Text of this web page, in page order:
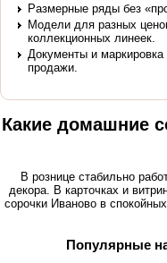
Размерные ряды без
Модели для разных
коллекционных линеек.
Документы и
продажи.
Какие домашние
В рознице стабильно
декора. В карточках и
сорочки Иваново в
Популярные